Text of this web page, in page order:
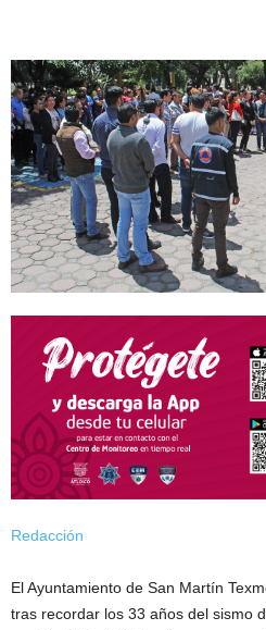
Redacción
El Ayuntamiento de San Martín
tras recordar los 33 años del sismo